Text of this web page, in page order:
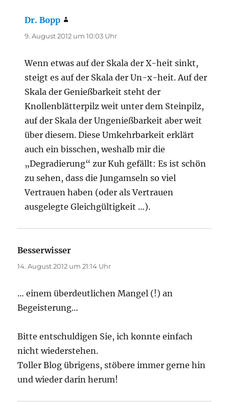
Dr. Bopp
9. August 2012 um 10:03 Uhr
Wenn etwas auf der Skala der X-heit sinkt,
steigt es auf der Skala der Un-x-heit. Auf der
Skala der Genießbarkeit steht der
Knollenblätterpilz weit unter dem Steinpilz,
auf der Skala der Ungenießbarkeit aber weit
über diesem. Diese Umkehrbarkeit erklärt
auch ein bisschen, weshalb mir die
„Degradierung“ zur Kuh gefällt: Es ist schön
zu sehen, dass die Jungamseln so viel
Vertrauen haben (oder als Vertrauen
ausgelegte Gleichgültigkeit …).
Besserwisser
14. August 2012 um 21:14 Uhr
… einem überdeutlichen Mangel (!) an
Begeisterung…
Bitte entschuldigen Sie, ich konnte einfach
nicht wiederstehen.
Toller Blog übrigens, stöbere immer gerne hin
und wieder darin herum!